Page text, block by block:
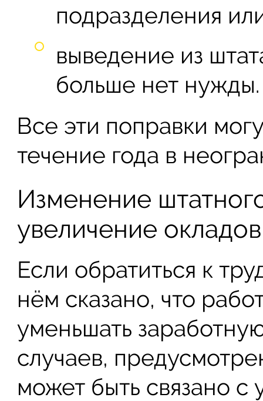
подразделения
выведение из
больше нет нужды.
Все эти поправки
течение года в
Изменение
увеличение окладов
Если обратиться к
нём сказано, что
уменьшать
случаев,
может быть связано